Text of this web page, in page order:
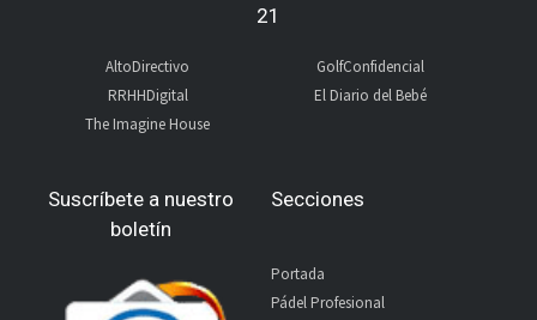
21
AltoDirectivo
RRHHDigital
The Imagine House
GolfConfidencial
El Diario del Bebé
Suscríbete a nuestro
boletín
Secciones
Portada
Pádel Profesional